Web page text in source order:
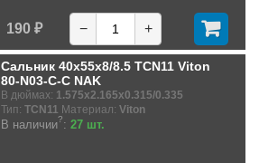
190 ₽ − +
Сальник 40x55x8/8.5 TCN11 Viton
80-N03-C-C NAK
В дюймах: 1.575x2.165x0.315/0.335
Тип: TCN11 Материал: Viton
В наличии?: 27 шт.